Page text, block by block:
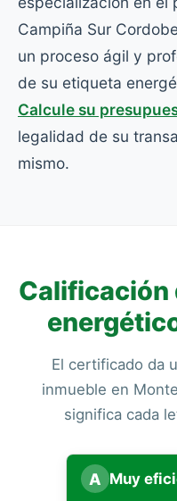
Campiña Sur
un proceso ágil y
de su etiqueta
Calcule su
legalidad de su
mismo.
Calificación
El certificado da
inmueble en
significa cada
A Muy